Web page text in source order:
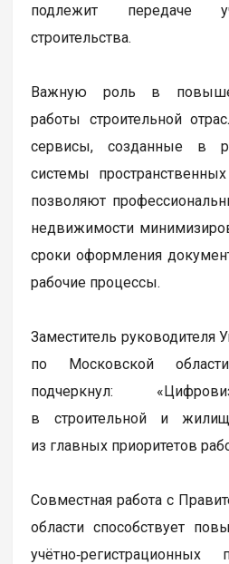
подлежит передаче
строительства.
Важную роль в
работы строительной
сервисы, созданные в
системы
позволяют
недвижимости
сроки оформления
рабочие процессы.
Заместитель руководителя
по Московской
подчеркнул:
в строительной и
из главных приоритетов
Совместная работа с
области способствует